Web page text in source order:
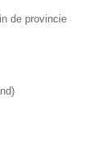
de provincie
)